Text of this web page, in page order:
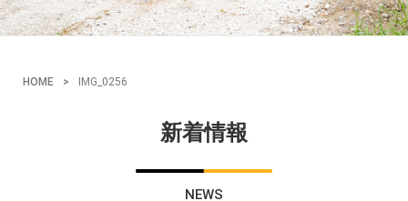
HOME > IMG_0256
新着情報
NEWS